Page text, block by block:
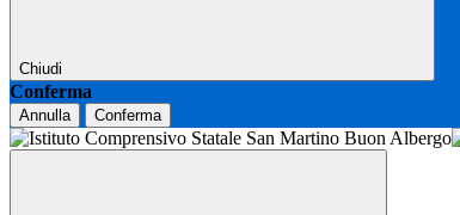
Chiudi
Conferma
Annulla Conferma